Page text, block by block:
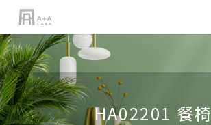
HA02201 餐椅